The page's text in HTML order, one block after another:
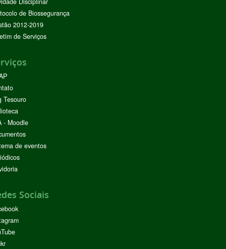
de Biossegurança
2012-2019
de Serviços
Tesouro
- Moodle
de eventos
Sociais